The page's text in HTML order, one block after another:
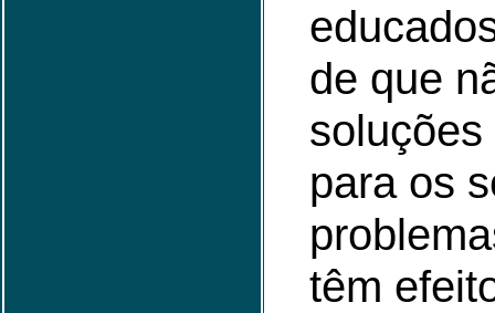
de que
para os
têm